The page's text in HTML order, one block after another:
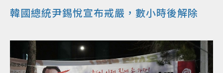
韓國總統尹錫悅宣布戒嚴，數小時後解除